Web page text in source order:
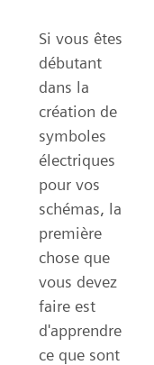
Si vous êtes
débutant
dans la
création de
symboles
électriques
pour vos
schémas, la
première
chose que
vous devez
faire est
d'apprendre
ce que sont